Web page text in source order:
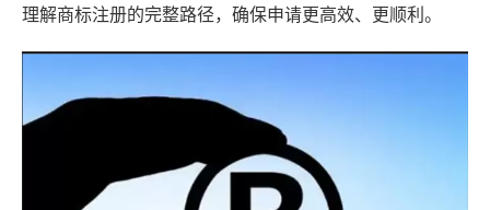
理解商标注册的完整路径，确保申请更高效、更顺利。